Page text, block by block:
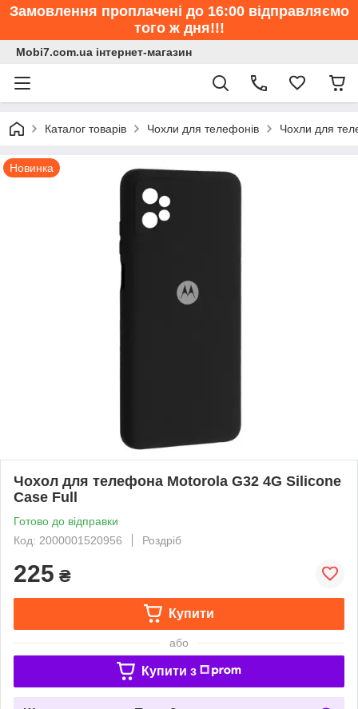
Замовлення проплачені до 16:00 відправляємо
того ж дня!!!
Mobi7.com.ua інтернет-магазин
Каталог товарів Чохли для телефонів Чохли для
Новинка
Чохол для телефона Motorola G32 4G Silicone
Case Full
Готово до відправки
Код: 2000001520956
Роздріб
225 ₴
Купити
або
Купити з